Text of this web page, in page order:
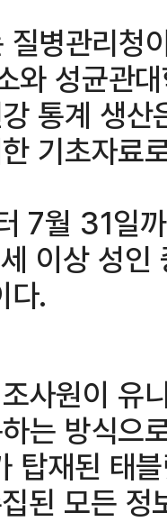
질병관리청
와 성균관
통계 생
기초자료
7월 31일
이상 성인
다.
사원이 유
는 방식으
탑재된 태
된 모든